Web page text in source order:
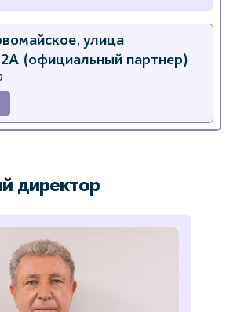
улица
(официальный партнер)
директор